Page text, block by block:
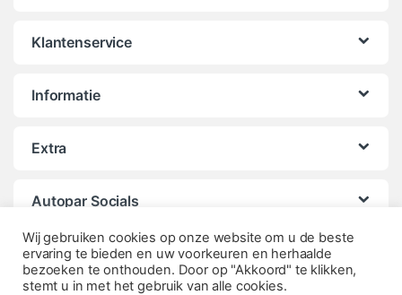
Klantenservice
Informatie
Extra
Autopar Socials
Wij gebruiken cookies op onze website om u de beste
ervaring te bieden en uw voorkeuren en herhaalde
bezoeken te onthouden. Door op "Akkoord" te klikken,
stemt u in met het gebruik van alle cookies.